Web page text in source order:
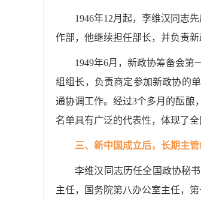
1946年12月起，李维汉同志
作部，他继续担任部长，并负责新
1949年6月，新政协筹备会
组组长，负责商定参加新政协的
通协调工作。经过3个多月的酝酿
名单具有广泛的代表性，体现了
三、新中国成立后，长期主
李维汉同志历任全国政协秘
主任，国务院第八办公室主任，